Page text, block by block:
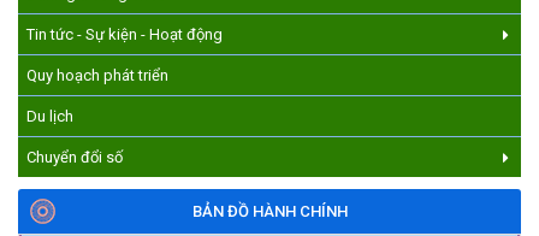
Tin tức - Sự kiện - Hoạt động
Quy hoạch phát triển
Du lịch
Chuyển đổi số
BẢN ĐỒ HÀNH CHÍNH